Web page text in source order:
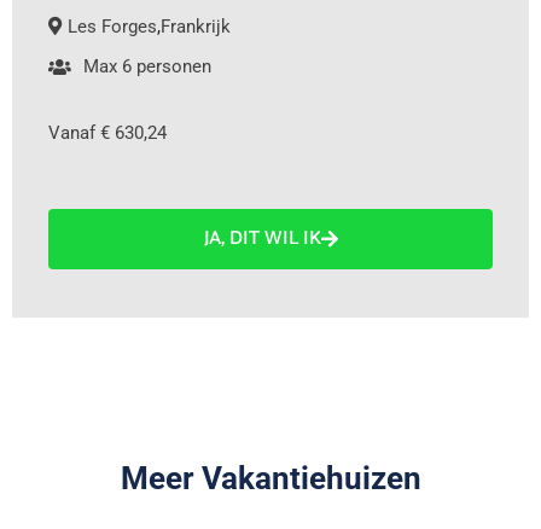
Les Forges,Frankrijk
Max 6 personen
Vanaf € 630,24
JA, DIT WIL IK
Meer Vakantiehuizen